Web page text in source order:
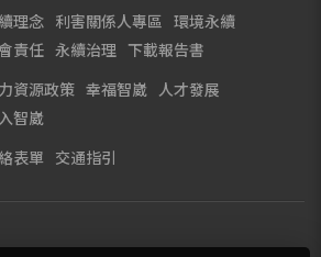
理念 利害關係人專區
環境永續
責任
永續治理 下載報告書
資源政策 幸福智崴
人才發展
智崴
表單 交通指引